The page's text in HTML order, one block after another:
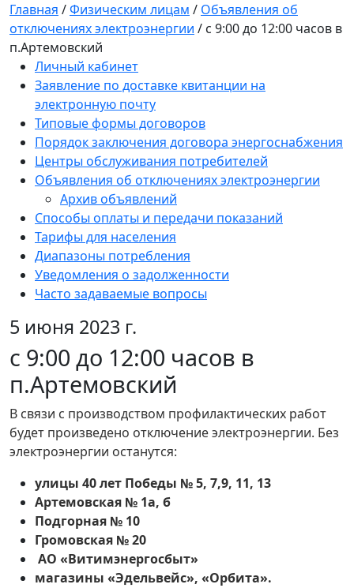
Главная /Физическим лицам / Объявления об
отключениях электроэнергии / с 9:00 до 12:00 часов в
п.Артемовский
Личный кабинет
Заявление по доставке квитанции на
электронную почту
Типовые формы договоров
Порядок заключения договора энергоснабжения
Центры обслуживания потребителей
Объявления об отключениях электроэнергии
Архив объявлений
Способы оплаты и передачи показаний
Тарифы для населения
Диапазоны потребления
Уведомления о задолженности
Часто задаваемые вопросы
5 июня 2023 г.
с 9:00 до 12:00 часов в
п.Артемовский
В связи с производством профилактических работ
будет произведено отключение электроэнергии. Без
электроэнергии останутся:
улицы 40 лет Победы № 5, 7,9, 11, 13
Артемовская № 1а, б
Подгорная № 10
Громовская № 20
АО «Витимэнергосбыт»
магазины «Эдельвейс», «Орбита».